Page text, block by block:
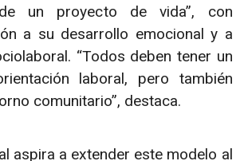
un proyecto de vida”, con
a su desarrollo emocional y a
“Todos deben tener un
laboral, pero también
comunitario”, destaca.
aspira a extender este modelo al